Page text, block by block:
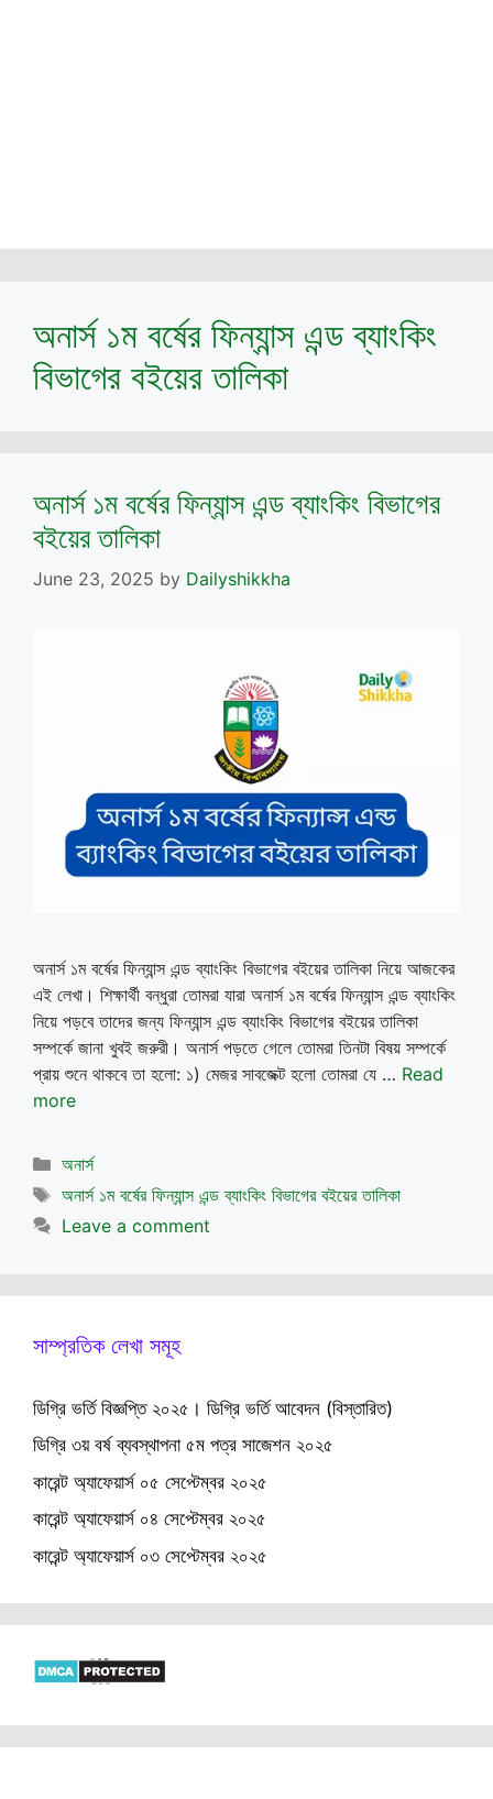
অনার্স ১ম বর্ষের ফিন্যান্স এন্ড ব্যাংকিং
বিভাগের বইয়ের তালিকা
অনার্স ১ম বর্ষের ফিন্যান্স এন্ড ব্যাংকিং বিভাগের
বইয়ের তালিকা
June 23, 2025 by Dailyshikkha
অনার্স ১ম বর্ষের ফিন্যান্স এন্ড ব্যাংকিং বিভাগের বইয়ের তালিকা নিয়ে আজকের
এই লেখা। শিক্ষার্থী বন্ধুরা তোমরা যারা অনার্স ১ম বর্ষের ফিন্যান্স এন্ড ব্যাংকিং
নিয়ে পড়বে তাদের জন্য ফিন্যান্স এন্ড ব্যাংকিং বিভাগের বইয়ের তালিকা
সম্পর্কে জানা খুবই জরুরী। অনার্স পড়তে গেলে তোমরা তিনটা বিষয় সম্পর্কে
প্রায় শুনে থাকবে তা হলো: ১) মেজর সাবজেক্ট হলো তোমরা যে … Read
more
Categories
অনার্স
Tags
অনার্স ১ম বর্ষের ফিন্যান্স এন্ড ব্যাংকিং বিভাগের বইয়ের তালিকা
Leave a comment
সাম্প্রতিক লেখা সমূহ
ডিগ্রি ভর্তি বিজ্ঞপ্তি ২০২৫। ডিগ্রি ভর্তি আবেদন (বিস্তারিত)
ডিগ্রি ৩য় বর্ষ ব্যবস্থাপনা ৫ম পত্র সাজেশন ২০২৫
কারেন্ট অ্যাফেয়ার্স ০৫ সেপ্টেম্বর ২০২৫
কারেন্ট অ্যাফেয়ার্স ০৪ সেপ্টেম্বর ২০২৫
কারেন্ট অ্যাফেয়ার্স ০৩ সেপ্টেম্বর ২০২৫